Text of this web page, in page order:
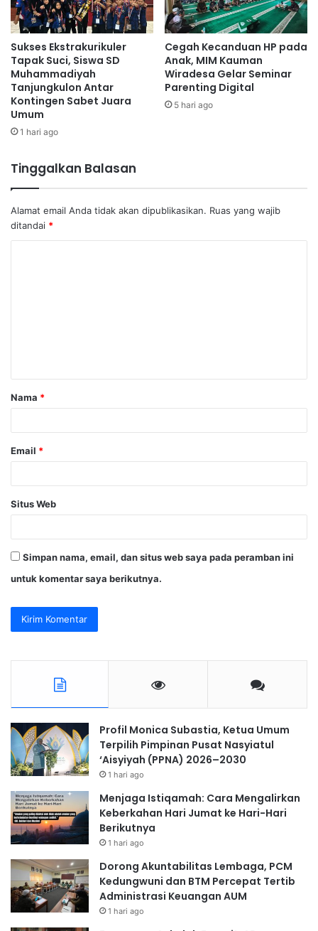
Sukses Ekstrakurikuler
Tapak Suci, Siswa SD
Muhammadiyah
Tanjungkulon Antar
Kontingen Sabet Juara
Umum
1 hari ago
Cegah Kecanduan HP pada
Anak, MIM Kauman
Wiradesa Gelar Seminar
Parenting Digital
5 hari ago
Tinggalkan Balasan
Alamat email Anda tidak akan dipublikasikan. Ruas yang wajib
ditandai *
a
r
Nama *
Email *
Situs Web
Simpan nama, email, dan situs web saya pada peramban ini
untuk komentar saya berikutnya.
Profil Monica Subastia, Ketua Umum
Terpilih Pimpinan Pusat Nasyiatul
‘Aisyiyah (PPNA) 2026–2030
1 hari ago
Menjaga Istiqamah: Cara Mengalirkan
Keberkahan Hari Jumat ke Hari-Hari
Berikutnya
1 hari ago
Dorong Akuntabilitas Lembaga, PCM
Kedungwuni dan BTM Percepat Tertib
Administrasi Keuangan AUM
1 hari ago